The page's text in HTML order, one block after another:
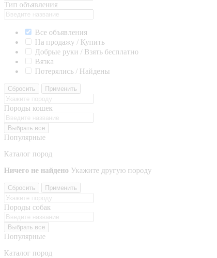
Тип объявления
Все объявления
На продажу / Купить
Добрые руки / Взять бесплатно
Вязка
Потерялись / Найдены
Сбросить Применить
Породы кошек
Выбрать все
Популярные
Каталог пород
Ничего не найдено Укажите другую породу
Сбросить Применить
Породы собак
Выбрать все
Популярные
Каталог пород